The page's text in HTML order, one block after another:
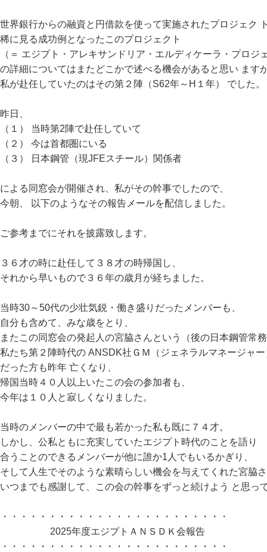
世界銀行からの融資と円借款を使って実施されたプロジェク
稀に見る成功例となったこのプロジェクト
（＝ エジプト・アレキサンドリア・エルディケーラ・プロジ
の詳細についてはまたどこかで述べる機会があると思い ます
私が赴任していたのはその第２陣（S62年～H１年） でした。
昨日、
（１） 当時第2陣で赴任していて
（２） 今は首都圏にいる
（３） 日本鋼管（現JFEスチール）関係者
による同窓会が開催され、私がその幹事でしたので、
今朝、 以下のようなその報告メールを配信しました。
ご参考までにそれを披露致します。
３６才の時に赴任して３８才の時帰国し、
それから早いもので３６年の歳月が経ちました。
当時30～50代の少壮気鋭・働き盛りだったメンバーも、
自分も含めて、みな歳をとり、
またこの同窓会の発起人の宮脇さんという（後の日本鋼管常
私たち第２陣時代の ANSDK社ＧＭ（ジェネラルマネージャー
だった方も昨年 亡くなり、
帰国当時４０人以上いたこの会の参加者も、
今年は１０人と寂しくなりました。
当時のメンバーの中で最も若かった私も既に７４才。
しかし、公私ともに充実していたエジプト時代のことを語り
合うことのできるメンバーが他に誰か1人でもいるかぎり、
そして人生でそのような素晴らしい機会を与えてくれた宮脇
いつまでも感謝して、この会の幹事をずっと続けよう と思っ
・・・・・・・・・・・・・・・・・・・・・・・・
2025年度エジプトＡＮＳＤＫ会報告
・・・・・・・・・・・・・・・・・・・・・・・・